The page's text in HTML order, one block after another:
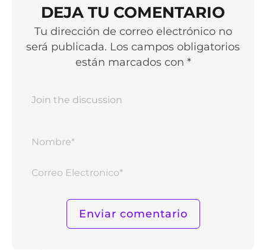
DEJA TU COMENTARIO
Tu dirección de correo electrónico no
será publicada. Los campos obligatorios
están marcados con *